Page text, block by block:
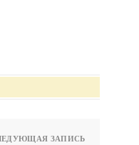
ЗАПИСЬ